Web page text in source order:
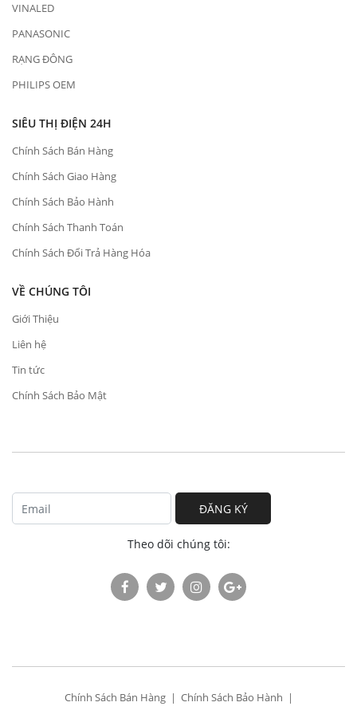
VINALED
PANASONIC
RẠNG ĐÔNG
PHILIPS OEM
SIÊU THỊ ĐIỆN 24H
Chính Sách Bán Hàng
Chính Sách Giao Hàng
Chính Sách Bảo Hành
Chính Sách Thanh Toán
Chính Sách Đổi Trả Hàng Hóa
VỀ CHÚNG TÔI
Giới Thiệu
Liên hệ
Tin tức
Chính Sách Bảo Mật
ĐĂNG KÝ
Theo dõi chúng tôi:
Chính Sách Bán Hàng
Chính Sách Bảo Hành